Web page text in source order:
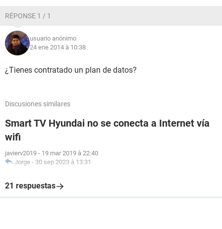
RÉPONSE 1 / 1
usuario anónimo
24 ene 2014 à 10:38
¿Tienes contratado un plan de datos?
Discusiones similares
Smart TV Hyundai no se conecta a Internet vía
wifi
javierv2019 - 19 mar 2019 à 22:40
Jorge - 30 sep 2023 à 13:31
21 respuestas